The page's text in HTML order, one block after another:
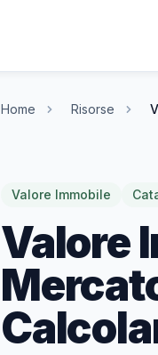
Home Risorse
Valore Immobile
Valore